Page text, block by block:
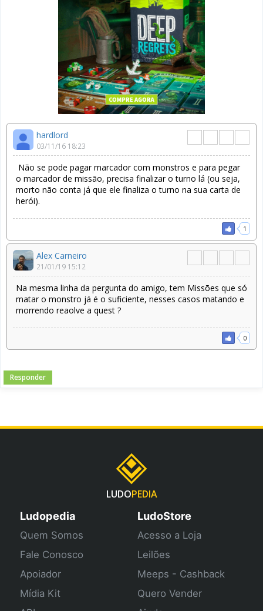
hardlord
03/11/16 18:23
Não se pode pagar marcador com monstros e para pegar
o marcador de missão, precisa finalizar o turno lá (ou seja,
morto não conta já que ele finaliza o turno na sua carta de
herói).
1
Alex Carneiro
21/01/19 15:12
Na mesma linha da pergunta do amigo, tem Missões que só
matar o monstro já é o suficiente, nesses casos matando e
morrendo reaolve a quest ?
0
Responder
LUDOPEDIA
Ludopedia
Quem Somos
Fale Conosco
Apoiador
Mídia Kit
LudoStore
Acesso a Loja
Leilões
Meeps - Cashback
Quero Vender